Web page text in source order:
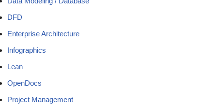
DFD
Enterprise Architecture
Infographics
Lean
OpenDocs
Project Management